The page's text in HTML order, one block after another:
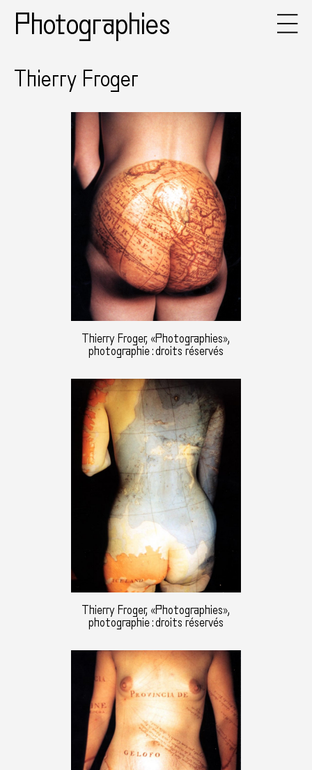
Photographies
Thierry Froger
Thierry Froger, «Photographies»,
photographie : droits réservés
Thierry Froger, «Photographies»,
photographie : droits réservés